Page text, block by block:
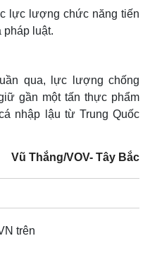
Multimedia
Video
Ảnh
lực lượng chức năng tiến
pháp luật.
qua, lực lượng chống
gần một tấn thực phẩm
nhập lậu từ Trung Quốc
Vũ Thắng/VOV- Tây Bắc
trên